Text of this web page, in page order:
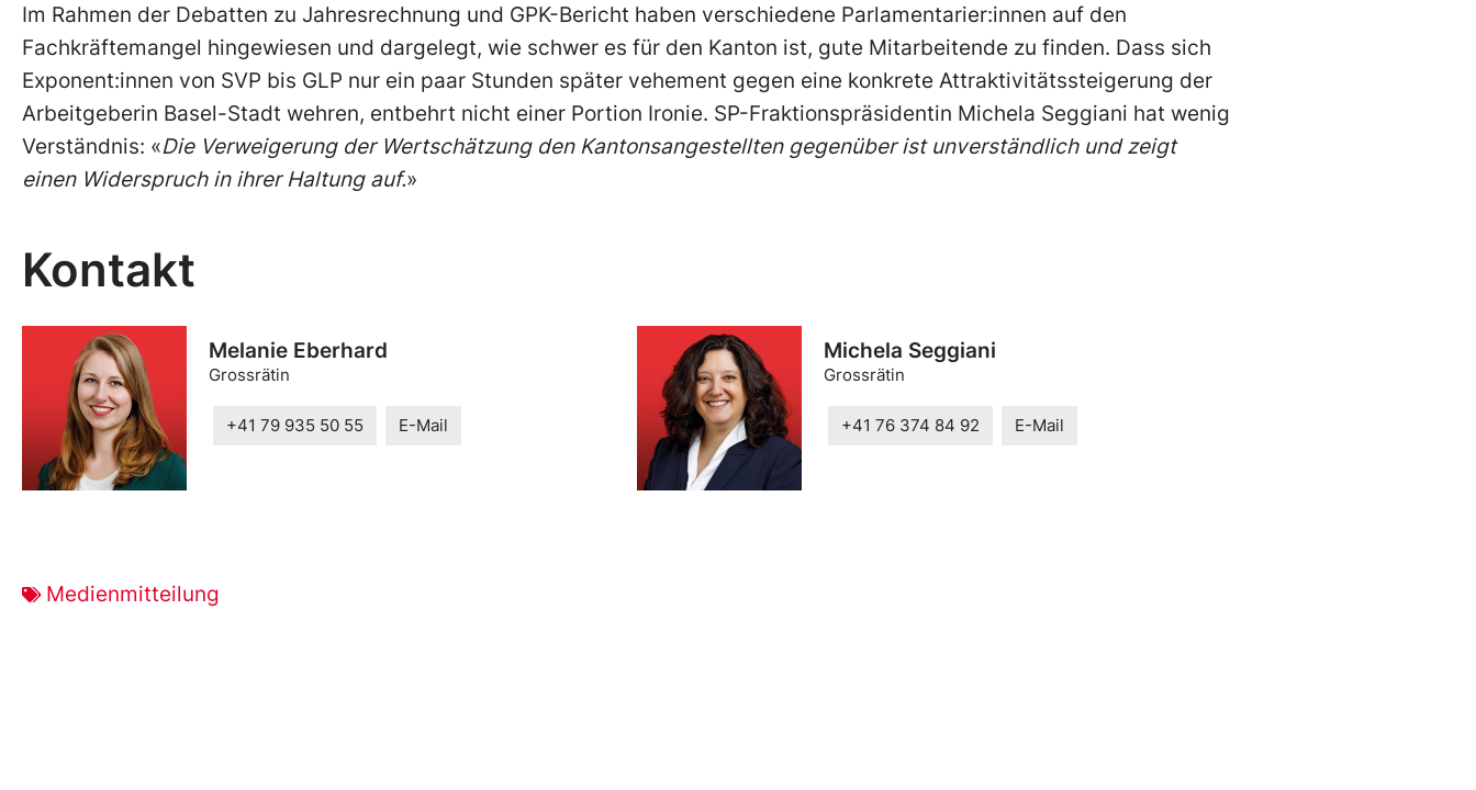
Im Rahmen der Debatten zu Jahresrechnung und GPK-Bericht haben verschiedene Parlamentarier:innen auf den
Fachkräftemangel hingewiesen und dargelegt, wie schwer es für den Kanton ist, gute Mitarbeitende zu finden. Dass sich
Exponent:innen von SVP bis GLP nur ein paar Stunden später vehement gegen eine konkrete Attraktivitätssteigerung der
Arbeitgeberin Basel-Stadt wehren, entbehrt nicht einer Portion Ironie. SP-Fraktionspräsidentin Michela Seggiani hat wenig
Verständnis: «Die Verweigerung der Wertschätzung den Kantonsangestellten gegenüber ist unverständlich und zeigt
einen Widerspruch in ihrer Haltung auf.»
Kontakt
Melanie Eberhard
Grossrätin
+41 79 935 50 55 E-Mail
Michela Seggiani
Grossrätin
+41 76 374 84 92 E-Mail
Medienmitteilung